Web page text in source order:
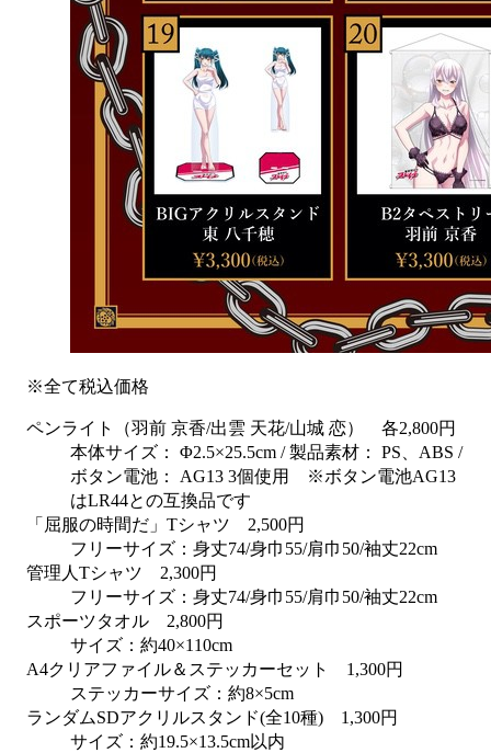
※全て税込価格
ペンライト（羽前 京香/出雲 天花/山城 恋） 各2,800円
本体サイズ： Φ2.5×25.5cm / 製品素材： PS、ABS /
ボタン電池： AG13 3個使用 ※ボタン電池AG13
はLR44との互換品です
「屈服の時間だ」Tシャツ 2,500円
フリーサイズ：身丈74/身巾55/肩巾50/袖丈22cm
管理人Tシャツ 2,300円
フリーサイズ：身丈74/身巾55/肩巾50/袖丈22cm
スポーツタオル 2,800円
サイズ：約40×110cm
A4クリアファイル＆ステッカーセット 1,300円
ステッカーサイズ：約8×5cm
ランダムSDアクリルスタンド(全10種) 1,300円
サイズ：約19.5×13.5cm以内